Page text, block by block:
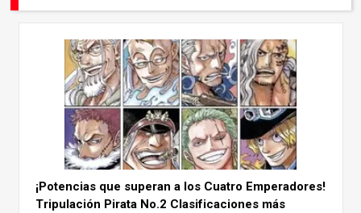
¡Potencias que superan a los Cuatro Emperadores!
Tripulación Pirata No.2 Clasificaciones más